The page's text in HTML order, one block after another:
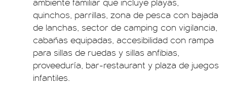
quinchos, parrillas, zona de pesca con bajada
de lanchas, sector de camping con vigilancia,
cabañas equipadas, accesibilidad con rampa
para sillas de ruedas y sillas anfibias,
proveeduría, bar-restaurant y plaza de juegos
infantiles.